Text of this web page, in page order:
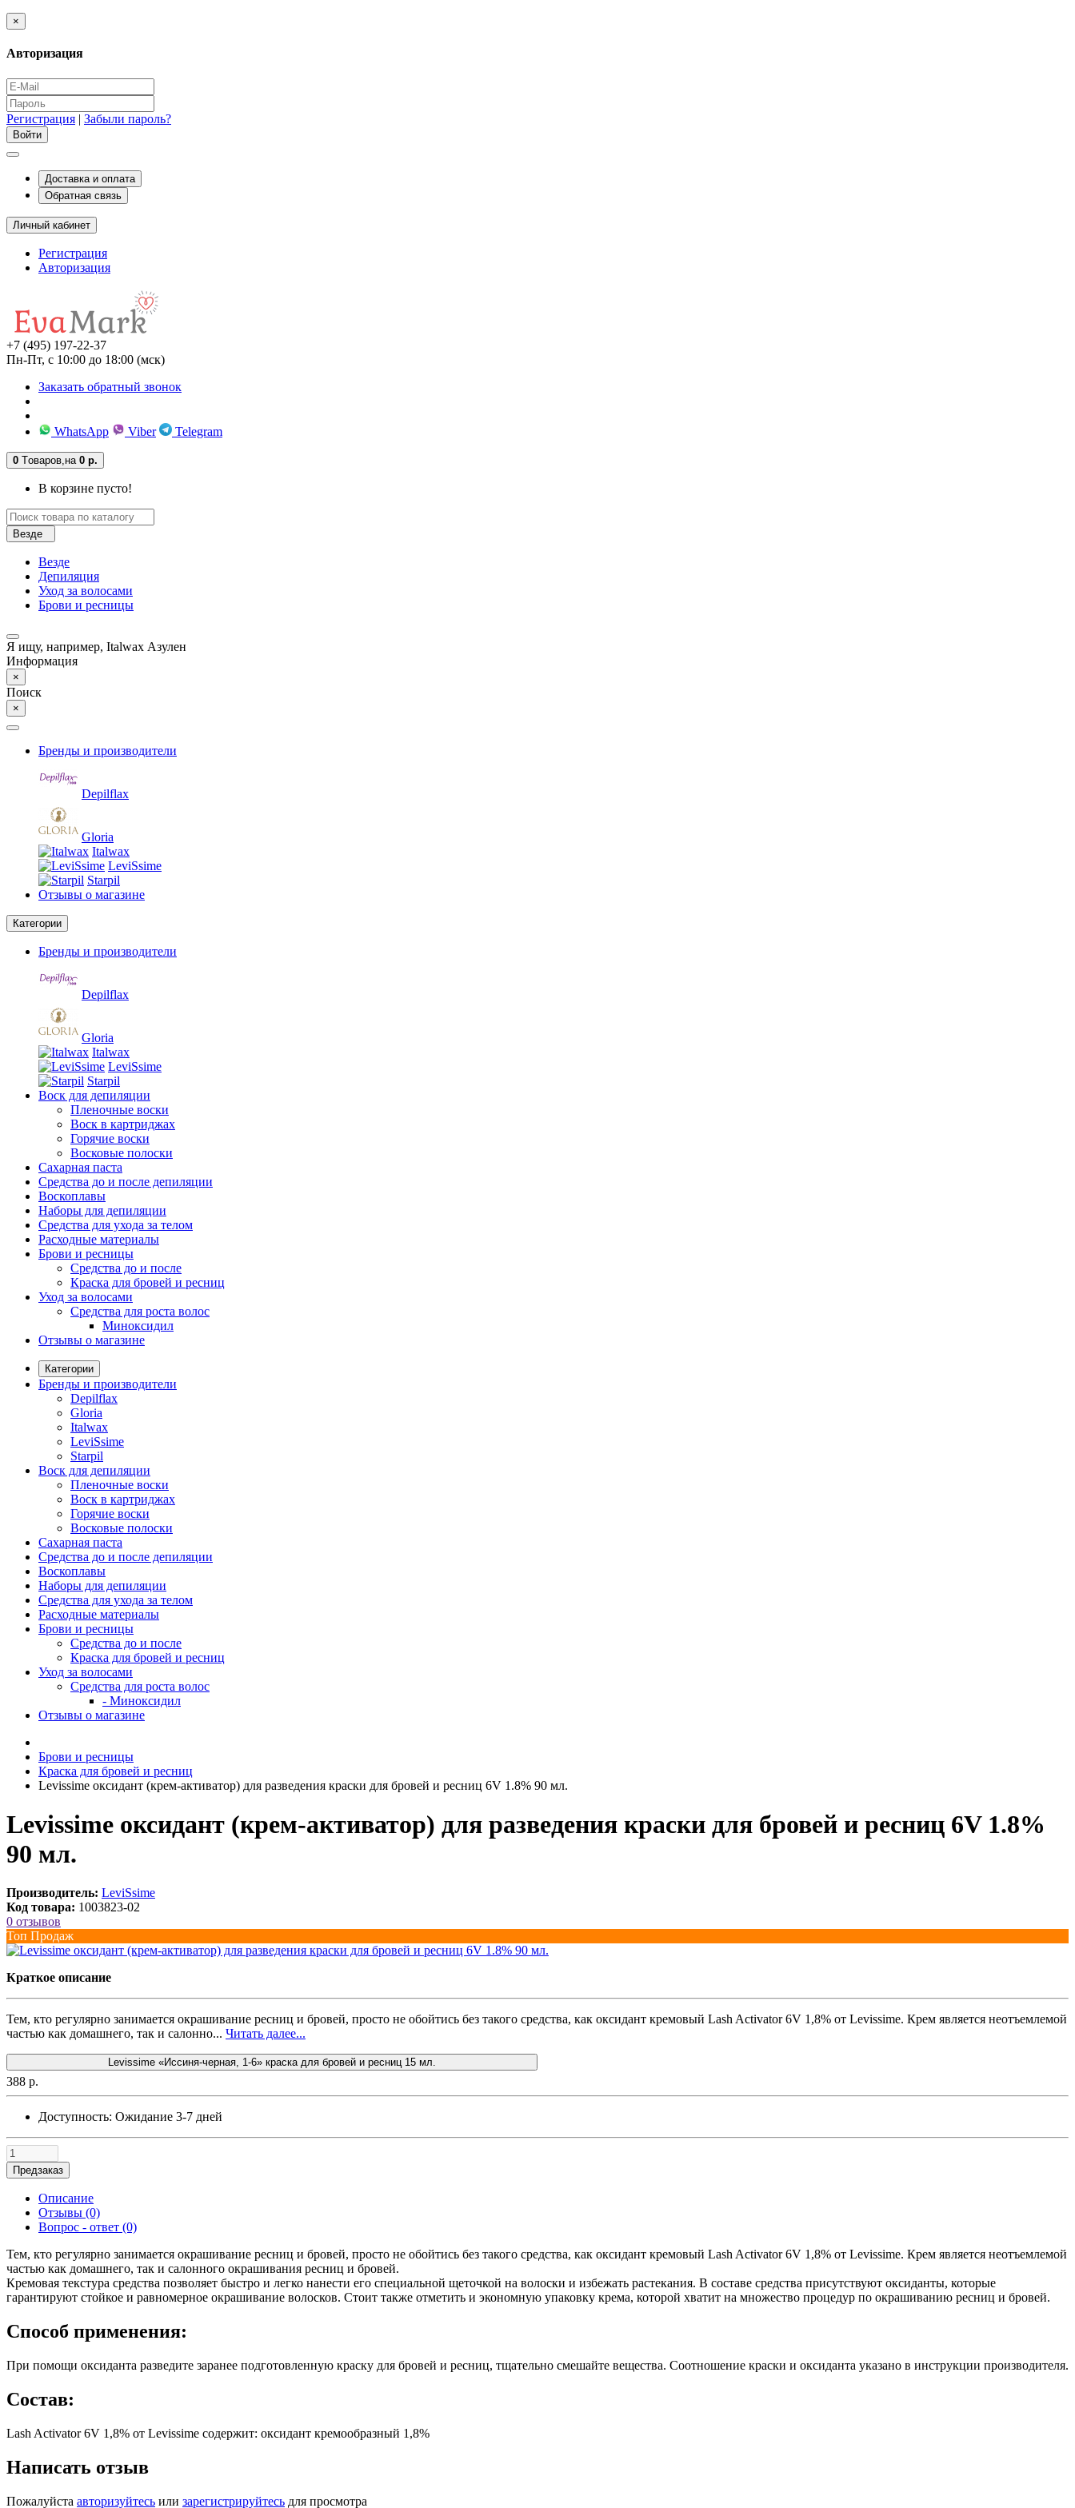
×
Авторизация
Регистрация | Забыли пароль?
Доставка и оплата
Обратная связь
Личный кабинет
Регистрация
Авторизация
+7 (495) 197-22-37
Пн-Пт, с 10:00 до 18:00 (мск)
Заказать обратный звонок
WhatsApp Viber Telegram
0 Tоваров, на 0 р.
В корзине пусто!
Везде
Везде
Депиляция
Уход за волосами
Брови и ресницы
Я ищу, например, Italwax Азулен
Информация
×
Поиск
×
Бренды и производители
Depilflax
Gloria
Italwax
LeviSsime
Starpil
Отзывы о магазине
Категории
Бренды и производители
Depilflax
Gloria
Italwax
LeviSsime
Starpil
Воск для депиляции
Пленочные воски
Воск в картриджах
Горячие воски
Восковые полоски
Сахарная паста
Средства до и после депиляции
Воскоплавы
Наборы для депиляции
Средства для ухода за телом
Расходные материалы
Брови и ресницы
Средства до и после
Краска для бровей и ресниц
Уход за волосами
Средства для роста волос
Миноксидил
Отзывы о магазине
Категории
Бренды и производители
Depilflax
Gloria
Italwax
LeviSsime
Starpil
Воск для депиляции
Пленочные воски
Воск в картриджах
Горячие воски
Восковые полоски
Сахарная паста
Средства до и после депиляции
Воскоплавы
Наборы для депиляции
Средства для ухода за телом
Расходные материалы
Брови и ресницы
Средства до и после
Краска для бровей и ресниц
Уход за волосами
Средства для роста волос
- Миноксидил
Отзывы о магазине
Брови и ресницы
Краска для бровей и ресниц
Levissime оксидант (крем-активатор) для разведения краски для бровей и ресниц 6V 1.8% 90 мл.
Levissime оксидант (крем-активатор) для разведения краски для бровей и ресниц 6V 1.8%
90 мл.
Производитель: LeviSsime
Код товара: 1003823-02
0 отзывов
Топ Продаж
Краткое описание
Тем, кто регулярно занимается окрашивание ресниц и бровей, просто не обойтись без такого средства, как оксидант кремовый Lash Activator 6V 1,8% от Levissime. Крем является неотъемлемой
частью как домашнего, так и салонно... Читать далее...
Levissime «Иссиня-черная, 1-6» краска для бровей и ресниц 15 мл.
388 р.
Доступность: Ожидание 3-7 дней
Предзаказ
Описание
Отзывы (0)
Вопрос - ответ (0)
Тем, кто регулярно занимается окрашивание ресниц и бровей, просто не обойтись без такого средства, как оксидант кремовый Lash Activator 6V 1,8% от Levissime. Крем является неотъемлемой
частью как домашнего, так и салонного окрашивания ресниц и бровей.
Кремовая текстура средства позволяет быстро и легко нанести его специальной щеточкой на волоски и избежать растекания. В составе средства присутствуют оксиданты, которые
гарантируют стойкое и равномерное окрашивание волосков. Стоит также отметить и экономную упаковку крема, которой хватит на множество процедур по окрашиванию ресниц и бровей.
Способ применения:
При помощи оксиданта разведите заранее подготовленную краску для бровей и ресниц, тщательно смешайте вещества. Соотношение краски и оксиданта указано в инструкции производителя.
Состав:
Lash Activator 6V 1,8% от Levissime содержит: оксидант кремообразный 1,8%
Написать отзыв
Пожалуйста авторизуйтесь или зарегистрируйтесь для просмотра